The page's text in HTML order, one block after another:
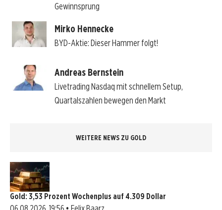
Gewinnsprung
Mirko Hennecke
BYD-Aktie: Dieser Hammer folgt!
Andreas Bernstein
Livetrading Nasdaq mit schnellem Setup,
Quartalszahlen bewegen den Markt
WEITERE NEWS ZU GOLD
Gold: 3,53 Prozent Wochenplus auf 4.309 Dollar